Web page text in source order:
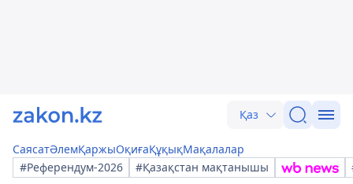
Қаз
СаясатӘлемҚаржыОқиғаҚұқықМақалалар
#Референдум-2026
#Қазақстан мақтанышы